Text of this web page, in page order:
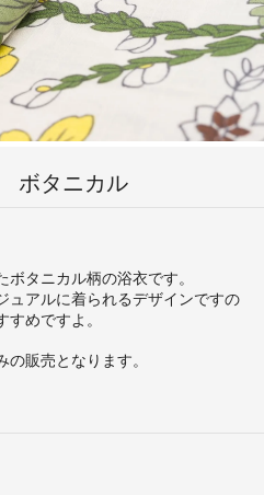
ボタニカル
タニカル柄の浴衣です。
ュアルに着られるデザインですの
めですよ。
販売となります。